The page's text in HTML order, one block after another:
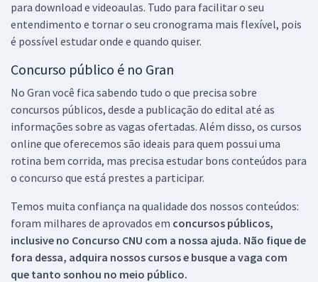
para download e videoaulas. Tudo para facilitar o seu
entendimento e tornar o seu cronograma mais flexível, pois
é possível estudar onde e quando quiser.
Concurso público é no Gran
No Gran você fica sabendo tudo o que precisa sobre
concursos públicos, desde a publicação do edital até as
informações sobre as vagas ofertadas. Além disso, os cursos
online que oferecemos são ideais para quem possui uma
rotina bem corrida, mas precisa estudar bons conteúdos para
o concurso que está prestes a participar.
Temos muita confiança na qualidade dos nossos conteúdos:
foram milhares de aprovados em concursos públicos,
inclusive no Concurso CNU com a nossa ajuda. Não fique de
fora dessa, adquira nossos cursos e busque a vaga com
que tanto sonhou no meio público.